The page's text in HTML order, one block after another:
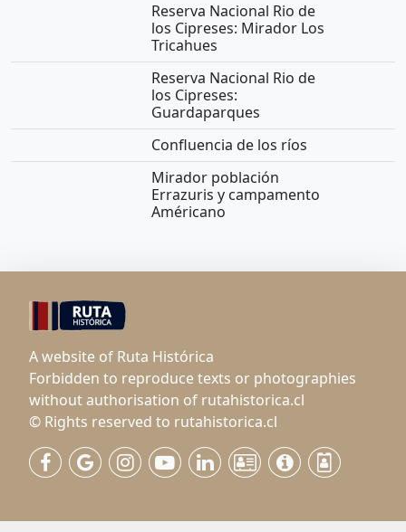
Reserva Nacional Rio de
los Cipreses: Mirador Los
Tricahues
Reserva Nacional Rio de
los Cipreses:
Guardaparques
Confluencia de los ríos
Mirador población
Errazuris y campamento
Américano
A website of Ruta Histórica
Forbidden to reproduce texts or photographies
without authorisation of rutahistorica.cl
© Rights reserved to rutahistorica.cl